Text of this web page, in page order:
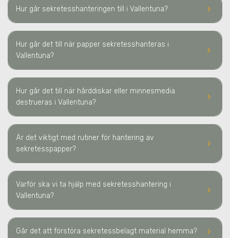
keyboard_arrow_right
Hur går sekretesshanteringen till i Vallentuna?
keyboard_arrow_right
Hur går det till när papper sekretesshanteras i
Vallentuna?
keyboard_arrow_right
Hur går det till när hårddiskar eller minnesmedia
destrueras i Vallentuna?
keyboard_arrow_right
Är det viktigt med rutiner för hantering av
sekretesspapper?
keyboard_arrow_right
Varför ska vi ta hjälp med sekretesshantering i
Vallentuna?
keyboard_arrow_right
Går det att förstöra sekretessbelagt material hemma?